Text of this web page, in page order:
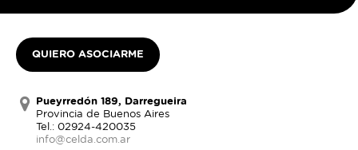
QUIERO ASOCIARME
Pueyrredón 189, Darregueira
Provincia de Buenos Aires
Tel.: 02924-420035
info@celda.com.ar